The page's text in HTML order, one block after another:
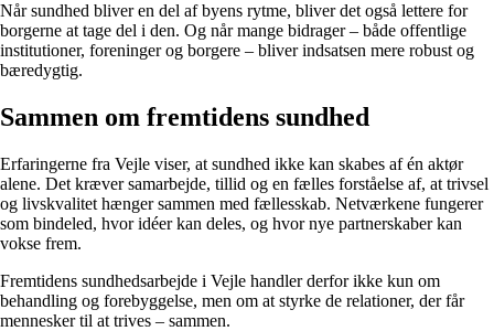
Når sundhed bliver en del af byens rytme, bliver det også lettere for
borgerne at tage del i den. Og når mange bidrager – både offentlige
institutioner, foreninger og borgere – bliver indsatsen mere robust og
bæredygtig.
Sammen om fremtidens sundhed
Erfaringerne fra Vejle viser, at sundhed ikke kan skabes af én aktør
alene. Det kræver samarbejde, tillid og en fælles forståelse af, at trivsel
og livskvalitet hænger sammen med fællesskab. Netværkene fungerer
som bindeled, hvor idéer kan deles, og hvor nye partnerskaber kan
vokse frem.
Fremtidens sundhedsarbejde i Vejle handler derfor ikke kun om
behandling og forebyggelse, men om at styrke de relationer, der får
mennesker til at trives – sammen.